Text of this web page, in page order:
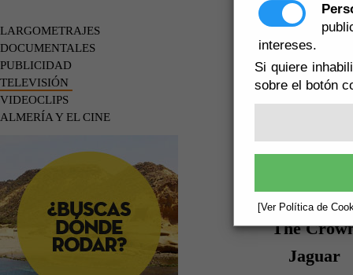
intereses.
Si quiere
sobre el botón
[Ver Política de
LARGOMETRAJES
DOCUMENTALES
PUBLICIDAD
TELEVISIÓN
VIDEOCLIPS
ALMERÍA Y EL CINE
Escuchar
TITULO
The
Jaguar